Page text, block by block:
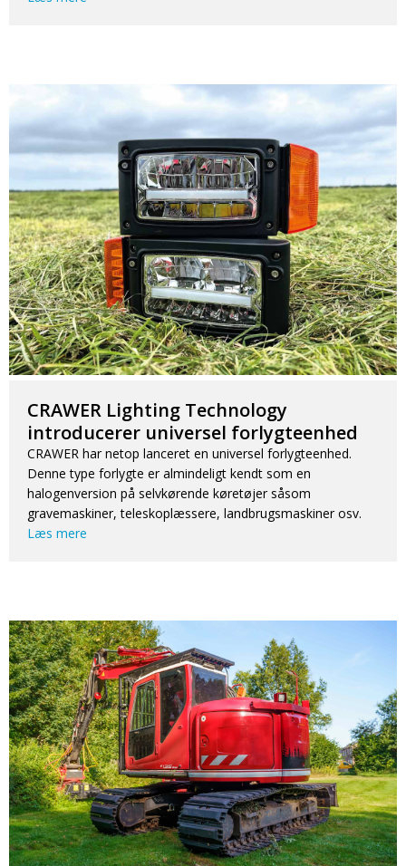
CRAWER Lighting Technology
introducerer universel forlygteenhed
CRAWER har netop lanceret en universel forlygteenhed.
Denne type forlygte er almindeligt kendt som en
halogenversion på selvkørende køretøjer såsom
gravemaskiner, teleskoplæssere, landbrugsmaskiner osv.
Læs mere